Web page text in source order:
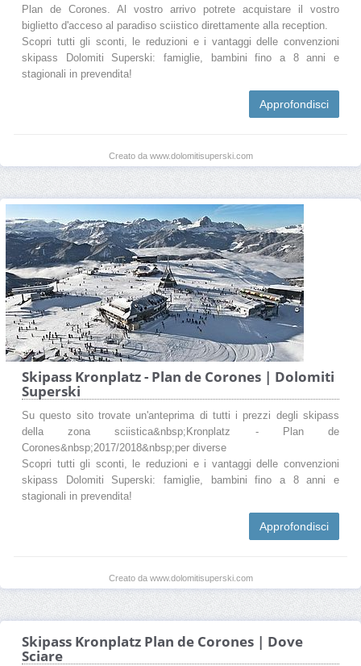
Plan de Corones. Al vostro arrivo potrete acquistare il vostro
biglietto d'acceso al paradiso sciistico direttamente alla reception.
Scopri tutti gli sconti, le reduzioni e i vantaggi delle convenzioni
skipass Dolomiti Superski: famiglie, bambini fino a 8 anni e
stagionali in prevendita!
Approfondisci
Creato da www.dolomitisuperski.com
Skipass Kronplatz - Plan de Corones | Dolomiti
Superski
Su questo sito trovate un'anteprima di tutti i prezzi degli skipass
della zona sciistica&nbsp;Kronplatz - Plan de
Corones&nbsp;2017/2018&nbsp;per diverse
Scopri tutti gli sconti, le reduzioni e i vantaggi delle convenzioni
skipass Dolomiti Superski: famiglie, bambini fino a 8 anni e
stagionali in prevendita!
Approfondisci
Creato da www.dolomitisuperski.com
Skipass Kronplatz Plan de Corones | Dove
Sciare